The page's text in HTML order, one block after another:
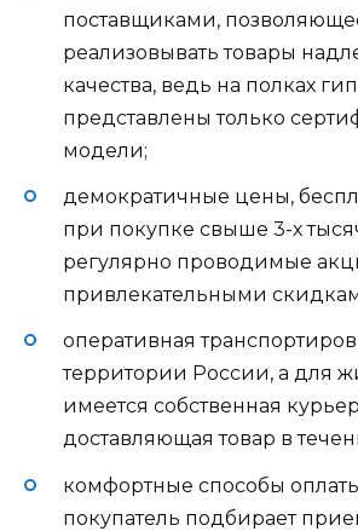
поставщиками,
реализовывать товары
качества, ведь на полках
представлены только
модели;
демократичные цены,
при покупке свыше 3-х
регулярно проводимые
привлекательными
оперативная
территории России, а для
имеется собственная
доставляющая товар в
комфортные способы
покупатель подбирает